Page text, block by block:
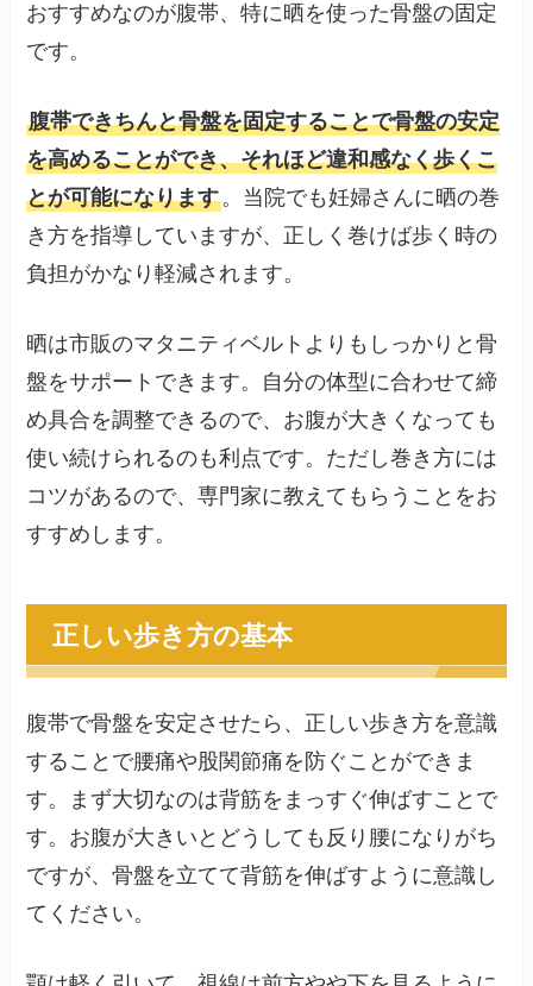
おすすめなのが腹帯、特に晒を使った骨盤の固定
です。
腹帯できちんと骨盤を固定することで骨盤の安定
を高めることができ、それほど違和感なく歩くこ
とが可能になります。当院でも妊婦さんに晒の巻
き方を指導していますが、正しく巻けば歩く時の
負担がかなり軽減されます。
晒は市販のマタニティベルトよりもしっかりと骨
盤をサポートできます。自分の体型に合わせて締
め具合を調整できるので、お腹が大きくなっても
使い続けられるのも利点です。ただし巻き方には
コツがあるので、専門家に教えてもらうことをお
すすめします。
正しい歩き方の基本
腹帯で骨盤を安定させたら、正しい歩き方を意識
することで腰痛や股関節痛を防ぐことができま
す。まず大切なのは背筋をまっすぐ伸ばすことで
す。お腹が大きいとどうしても反り腰になりがち
ですが、骨盤を立てて背筋を伸ばすように意識し
てください。